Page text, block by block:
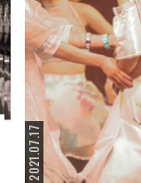
2021.07.17